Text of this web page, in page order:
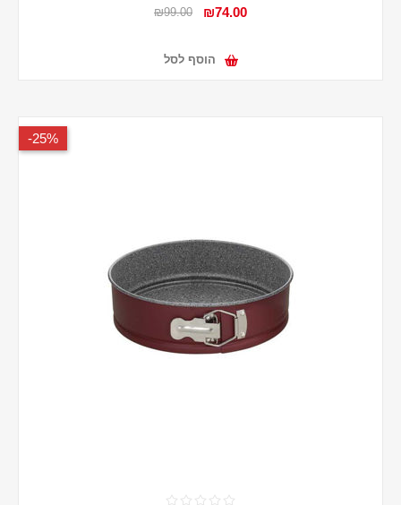
₪74.00
₪99.00
הוסף לסל
25%-